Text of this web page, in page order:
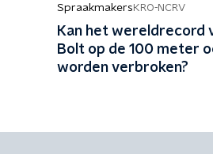
Spraakmakers KRO-NCRV
Kan het wereldrecord
Bolt op de 100 meter
worden verbroken?